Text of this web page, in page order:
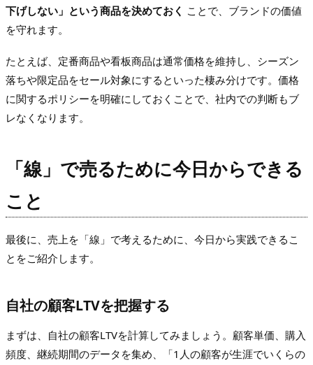
下げしない」という商品を決めておく ことで、ブランドの価値
を守れます。
たとえば、定番商品や看板商品は通常価格を維持し、シーズン
落ちや限定品をセール対象にするといった棲み分けです。価格
に関するポリシーを明確にしておくことで、社内での判断もブ
レなくなります。
「線」で売るために今日からできる
こと
最後に、売上を「線」で考えるために、今日から実践できるこ
とをご紹介します。
自社の顧客LTVを把握する
まずは、自社の顧客LTVを計算してみましょう。顧客単価、購入
頻度、継続期間のデータを集め、「1人の顧客が生涯でいくらの